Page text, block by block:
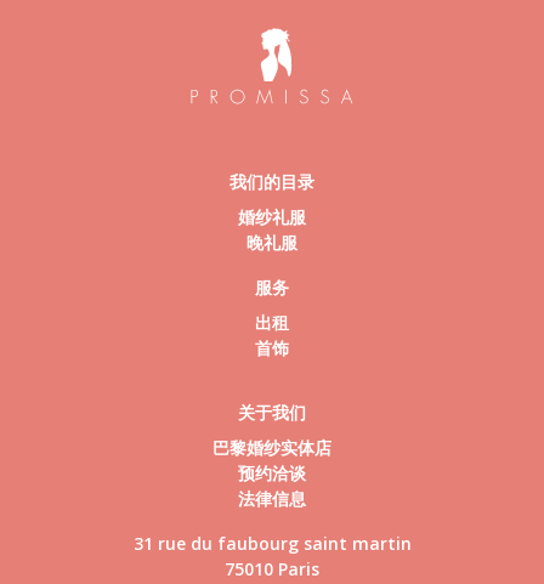
我们的目录
婚纱礼服
晚礼服
服务
出租
首饰
关于我们
巴黎婚纱实体店
预约洽谈
法律信息
31 rue du faubourg saint martin
75010 Paris